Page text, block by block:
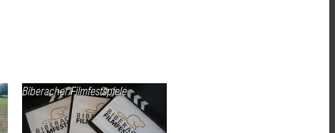
Biberacher Filmfestspiele